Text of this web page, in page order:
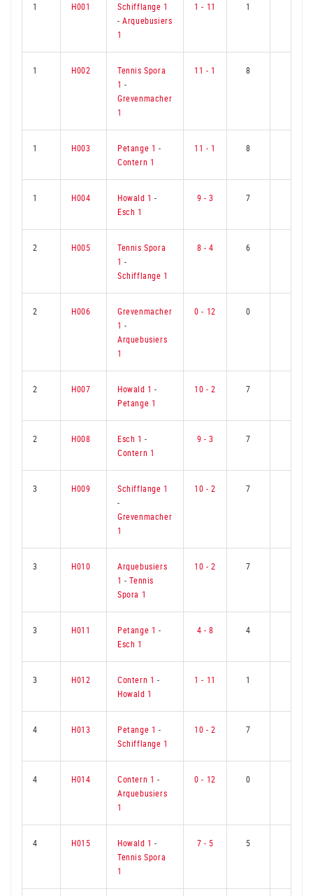
1 H001
Schifflange 1
-Arquebusiers
1
1 - 11 1
1 H002
Tennis Spora
1 -
Grevenmacher
1
11 - 1 8
1 H003 Petange 1 -
Contern 1
11 - 1 8
1 H004 Howald 1 -
Esch 1
9 - 3 7
2 H005
Tennis Spora
1 -
Schifflange 1
8 - 4 6
2 H006
Grevenmacher
1 -
Arquebusiers
1
0 - 12 0
2 H007 Howald 1 -
Petange 1
10 - 2 7
2 H008 Esch 1 -
Contern 1
9 - 3 7
3 H009
Schifflange 1
-
Grevenmacher
1
10 - 2 7
3 H010
Arquebusiers
1 -Tennis
Spora 1
10 - 2 7
3 H011 Petange 1 -
Esch 1
4 - 8 4
3 H012 Contern 1 -
Howald 1
1 - 11 1
4 H013 Petange 1 -
Schifflange 1
10 - 2 7
4 H014 Contern 1 -
Arquebusiers
1
0 - 12 0
4 H015 Howald 1 -
Tennis Spora
1
7 - 5 5